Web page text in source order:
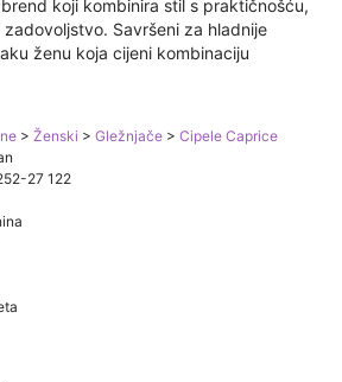
koji kombinira stil s praktičnošću,
Savršeni za hladnije
ženu koja cijeni kombinaciju
> Ženski > Gležnjače > Cipele Caprice
27 122